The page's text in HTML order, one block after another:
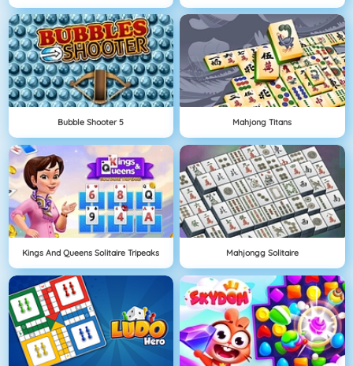
Bubble Shooter 5 Mahjong Titans
Kings And Queens Solitaire Tripeaks Mahjongg Solitaire